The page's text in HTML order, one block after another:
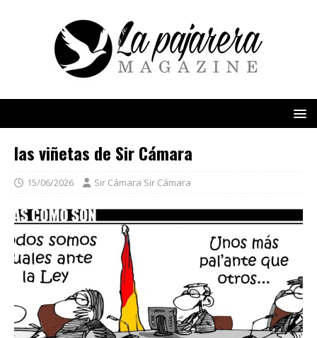
las viñetas de Sir Cámara
15/06/2026 Sir Cámara Sir Cámara